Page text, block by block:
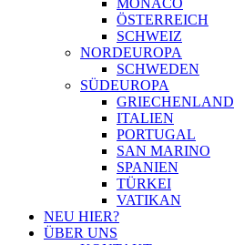
MONACO
ÖSTERREICH
SCHWEIZ
NORDEUROPA
SCHWEDEN
SÜDEUROPA
GRIECHENLAND
ITALIEN
PORTUGAL
SAN MARINO
SPANIEN
TÜRKEI
VATIKAN
NEU HIER?
ÜBER UNS